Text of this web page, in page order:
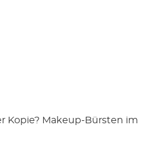
Kopie? Makeup-Bürsten im